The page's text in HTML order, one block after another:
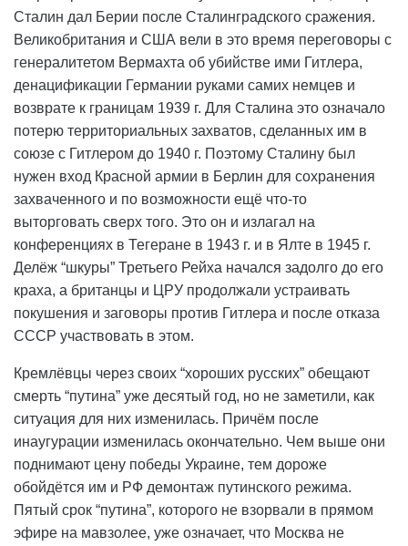
Сталин дал Берии после Сталинградского сражения.
Великобритания и США вели в это время переговоры с
генералитетом Вермахта об убийстве ими Гитлера,
денацификации Германии руками самих немцев и
возврате к границам 1939 г. Для Сталина это означало
потерю территориальных захватов, сделанных им в
союзе с Гитлером до 1940 г. Поэтому Сталину был
нужен вход Красной армии в Берлин для сохранения
захваченного и по возможности ещё что-то
выторговать сверх того. Это он и излагал на
конференциях в Тегеране в 1943 г. и в Ялте в 1945 г.
Делёж “шкуры” Третьего Рейха начался задолго до его
краха, а британцы и ЦРУ продолжали устраивать
покушения и заговоры против Гитлера и после отказа
СССР участвовать в этом.
Кремлёвцы через своих “хороших русских” обещают
смерть “путина” уже десятый год, но не заметили, как
ситуация для них изменилась. Причём после
инаугурации изменилась окончательно. Чем выше они
поднимают цену победы Украине, тем дороже
обойдётся им и РФ демонтаж путинского режима.
Пятый срок “путина”, которого не взорвали в прямом
эфире на мавзолее, уже означает, что Москва не